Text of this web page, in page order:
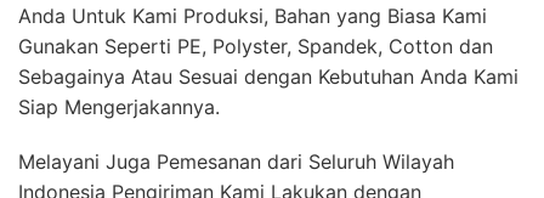
Anda Untuk Kami Produksi, Bahan yang Biasa Kami
Gunakan Seperti PE, Polyster, Spandek, Cotton dan
Sebagainya Atau Sesuai dengan Kebutuhan Anda Kami
Siap Mengerjakannya.
Melayani Juga Pemesanan dari Seluruh Wilayah
Indonesia Pengiriman Kami Lakukan dengan